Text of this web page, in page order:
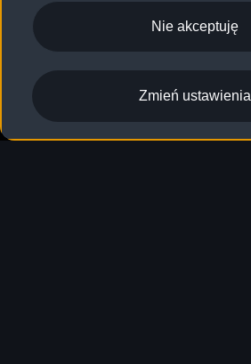
RS 3 Sportback
Nie akceptuję
Zmień ustawienia